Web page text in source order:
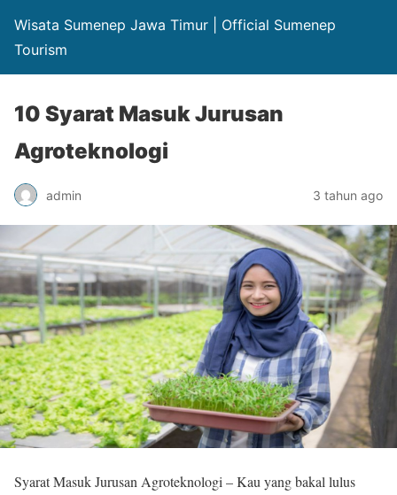
Wisata Sumenep Jawa Timur | Official Sumenep
Tourism
10 Syarat Masuk Jurusan
Agroteknologi
admin 3 tahun ago
Syarat Masuk Jurusan Agroteknologi – Kau yang bakal lulus